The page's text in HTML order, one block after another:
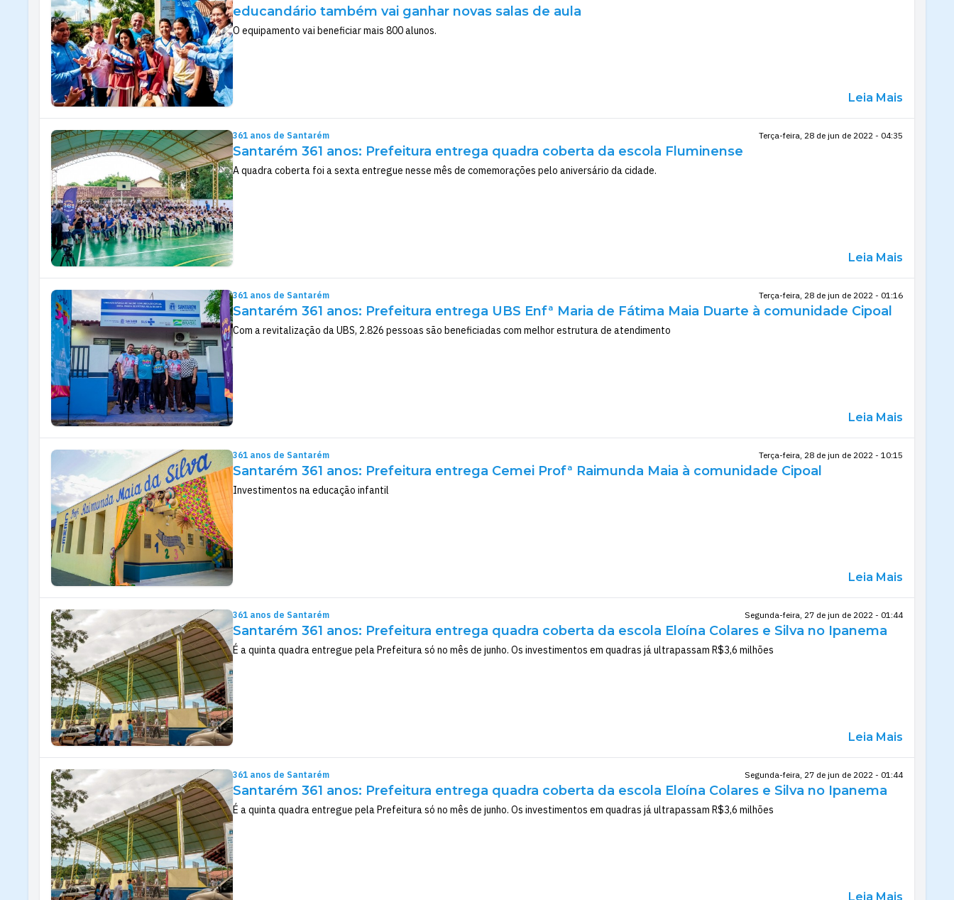
educandário também vai ganhar novas salas de aula
O equipamento vai beneficiar mais 800 alunos.
Leia Mais
361 anos de Santarém Terça-feira, 28 de jun de 2022 - 04:35
Santarém 361 anos: Prefeitura entrega quadra coberta da escola Fluminense
A quadra coberta foi a sexta entregue nesse mês de comemorações pelo aniversário da cidade.
Leia Mais
361 anos de Santarém Terça-feira, 28 de jun de 2022 - 01:16
Santarém 361 anos: Prefeitura entrega UBS Enfª Maria de Fátima Maia Duarte à comunidade Cipoal
Com a revitalização da UBS, 2.826 pessoas são beneficiadas com melhor estrutura de atendimento
Leia Mais
361 anos de Santarém Terça-feira, 28 de jun de 2022 - 10:15
Santarém 361 anos: Prefeitura entrega Cemei Profª Raimunda Maia à comunidade Cipoal
Investimentos na educação infantil
Leia Mais
361 anos de Santarém Segunda-feira, 27 de jun de 2022 - 01:44
Santarém 361 anos: Prefeitura entrega quadra coberta da escola Eloína Colares e Silva no Ipanema
É a quinta quadra entregue pela Prefeitura só no mês de junho. Os investimentos em quadras já ultrapassam R$3,6 milhões
Leia Mais
361 anos de Santarém Segunda-feira, 27 de jun de 2022 - 01:44
Santarém 361 anos: Prefeitura entrega quadra coberta da escola Eloína Colares e Silva no Ipanema
É a quinta quadra entregue pela Prefeitura só no mês de junho. Os investimentos em quadras já ultrapassam R$3,6 milhões
Leia Mais